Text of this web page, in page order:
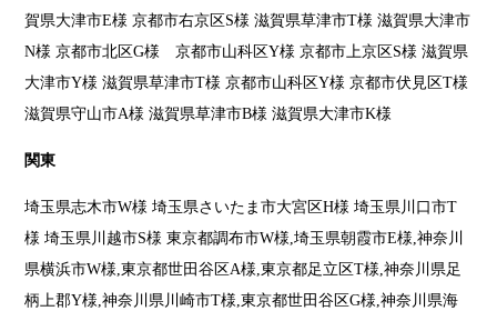
賀県大津市E様 京都市右京区S様 滋賀県草津市T様 滋賀県大津市
N様 京都市北区G様 京都市山科区Y様 京都市上京区S様 滋賀県
大津市Y様 滋賀県草津市T様 京都市山科区Y様 京都市伏見区T様
滋賀県守山市A様 滋賀県草津市B様 滋賀県大津市K様
関東
埼玉県志木市W様 埼玉県さいたま市大宮区H様 埼玉県川口市T
様 埼玉県川越市S様 東京都調布市W様,埼玉県朝霞市E様,神奈川
県横浜市W様,東京都世田谷区A様,東京都足立区T様,神奈川県足
柄上郡Y様,神奈川県川崎市T様,東京都世田谷区G様,神奈川県海